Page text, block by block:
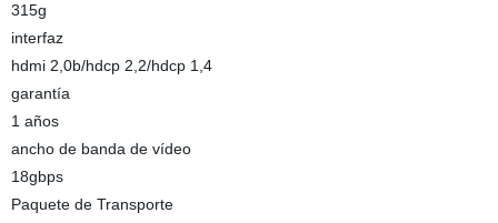
315g
interfaz
hdmi 2,0b/hdcp 2,2/hdcp 1,4
garantía
1 años
ancho de banda de vídeo
18gbps
Paquete de Transporte